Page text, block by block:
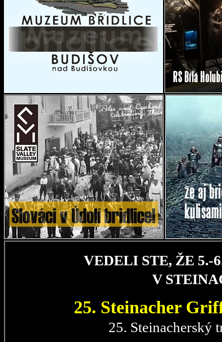
VEDELI STE, ŽE 5.-
V
25. Steinacher
25. Steinacherský